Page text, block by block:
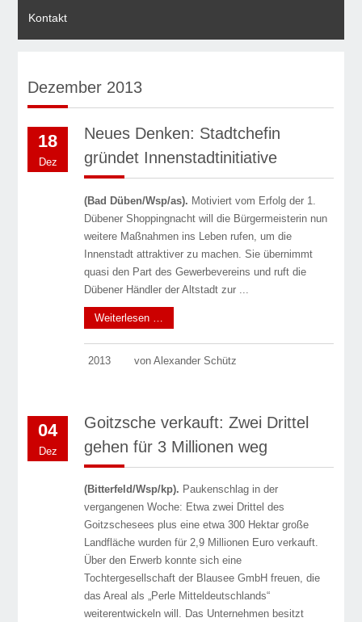
Kontakt
Dezember 2013
18
Dez
Neues Denken: Stadtchefin
gründet Innenstadtinitiative
(Bad Düben/Wsp/as). Motiviert vom Erfolg der 1.
Dübener Shoppingnacht will die Bürgermeisterin nun
weitere Maßnahmen ins Leben rufen, um die
Innenstadt attraktiver zu machen. Sie übernimmt
quasi den Part des Gewerbevereins und ruft die
Dübener Händler der Altstadt zur ...
Weiterlesen …
2013 von Alexander Schütz
04
Dez
Goitzsche verkauft: Zwei Drittel
gehen für 3 Millionen weg
(Bitterfeld/Wsp/kp). Paukenschlag in der
vergangenen Woche: Etwa zwei Drittel des
Goitzschesees plus eine etwa 300 Hektar große
Landfläche wurden für 2,9 Millionen Euro verkauft.
Über den Erwerb konnte sich eine
Tochtergesellschaft der Blausee GmbH freuen, die
das Areal als „Perle Mitteldeutschlands“
weiterentwickeln will. Das Unternehmen besitzt